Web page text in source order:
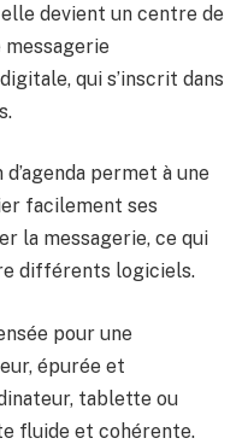
devient un centre de
qui s’inscrit dans
permet à une
facilement ses
la messagerie, ce qui
différents logiciels.
pour une
épurée et
tablette ou
fluide et cohérente.